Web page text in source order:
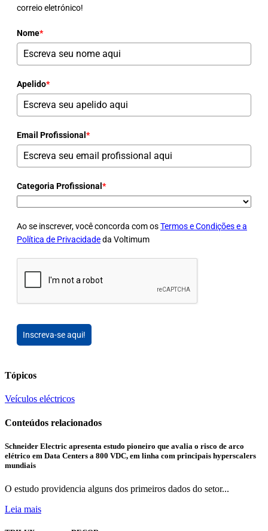
correio eletrónico!
Nome*
Apelido*
Email Profissional *
Categoria Profissional *
Ao se inscrever, você concorda com osTermos e Condições e a
Política de Privacidadeda Voltimum
Inscreva-se aqui!
Tópicos
Veículos eléctricos
Conteúdos relacionados
Schneider Electric apresenta estudo pioneiro que avalia o risco de arco
elétrico em Data Centers a 800 VDC, em linha com principais hyperscalers
mundiais
O estudo providencia alguns dos primeiros dados do setor...
Leia mais